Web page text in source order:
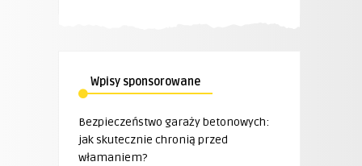
Wpisy sponsorowane
Bezpieczeństwo garaży betonowych:
jak skutecznie chronią przed
włamaniem?